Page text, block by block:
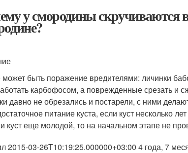
у смородины скручиваются
может быть поражение вредителями: личинки
карбофосом, а поврежденные срезать и
давно не обрезались и постарели, с ними
питание куста, если куст несколько
куст еще молодой, то на начальном этапе не
2015-03-26T10:19:25.000000+03:00 4 года, 7